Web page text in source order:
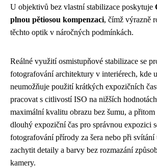
U objektivů bez vlastní stabilizace poskytuje
plnou pětiosou kompenzaci, čímž výrazně
těchto optik v náročných podmínkách.
Reálné využití osmistupňové stabilizace se
fotografování architektury v interiérech, kde
neumožňuje použití krátkých expozičních
pracovat s citlivostí ISO na nižších
maximální kvalitu obrazu bez šumu, a přitom
dlouhý expoziční čas pro správnou expozici
fotografování přírody za šera nebo při svítání
zachytit detaily a barvy bez rozmazání
kamery.